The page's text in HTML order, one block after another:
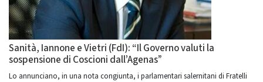
Sanità, Iannone e Vietri (FdI): “Il Governo valuti la
sospensione di Coscioni dall’Agenas”
Lo annunciano, in una nota congiunta, i parlamentari salernitani di Fratelli